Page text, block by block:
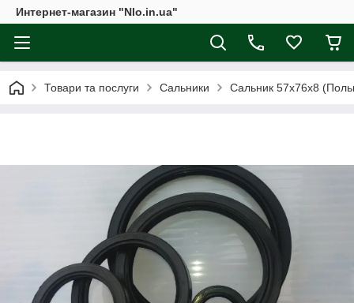
Интернет-магазин "Nlo.in.ua"
Товари та послуги Сальники Сальник 57х76х8